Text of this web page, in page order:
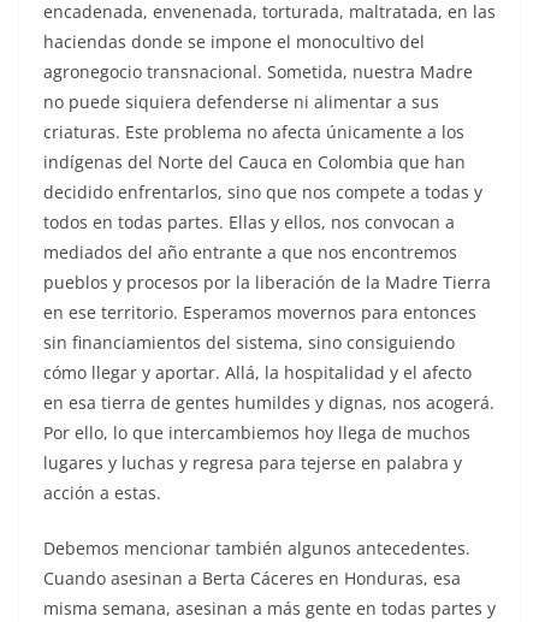
encadenada, envenenada, torturada, maltratada, en las
haciendas donde se impone el monocultivo del
agronegocio transnacional. Sometida, nuestra Madre
no puede siquiera defenderse ni alimentar a sus
criaturas. Este problema no afecta únicamente a los
indígenas del Norte del Cauca en Colombia que han
decidido enfrentarlos, sino que nos compete a todas y
todos en todas partes. Ellas y ellos, nos convocan a
mediados del año entrante a que nos encontremos
pueblos y procesos por la liberación de la Madre Tierra
en ese territorio. Esperamos movernos para entonces
sin financiamientos del sistema, sino consiguiendo
cómo llegar y aportar. Allá, la hospitalidad y el afecto
en esa tierra de gentes humildes y dignas, nos acogerá.
Por ello, lo que intercambiemos hoy llega de muchos
lugares y luchas y regresa para tejerse en palabra y
acción a estas.
Debemos mencionar también algunos antecedentes.
Cuando asesinan a Berta Cáceres en Honduras, esa
misma semana, asesinan a más gente en todas partes y